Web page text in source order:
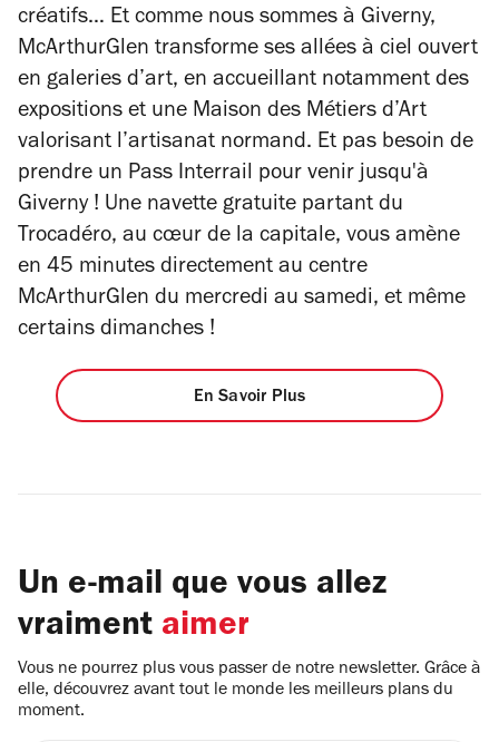
créatifs… Et comme nous sommes à Giverny,
McArthurGlen transforme ses allées à ciel ouvert
en galeries d’art, en accueillant notamment des
expositions et une Maison des Métiers d’Art
valorisant l’artisanat normand. Et pas besoin de
prendre un Pass Interrail pour venir jusqu'à
Giverny ! Une navette gratuite partant du
Trocadéro, au cœur de la capitale, vous amène
en 45 minutes directement au centre
McArthurGlen du mercredi au samedi, et même
certains dimanches !
En Savoir Plus
Un e-mail que vous allez
vraiment aimer
Vous ne pourrez plus vous passer de notre newsletter. Grâce à
elle, découvrez avant tout le monde les meilleurs plans du
moment.